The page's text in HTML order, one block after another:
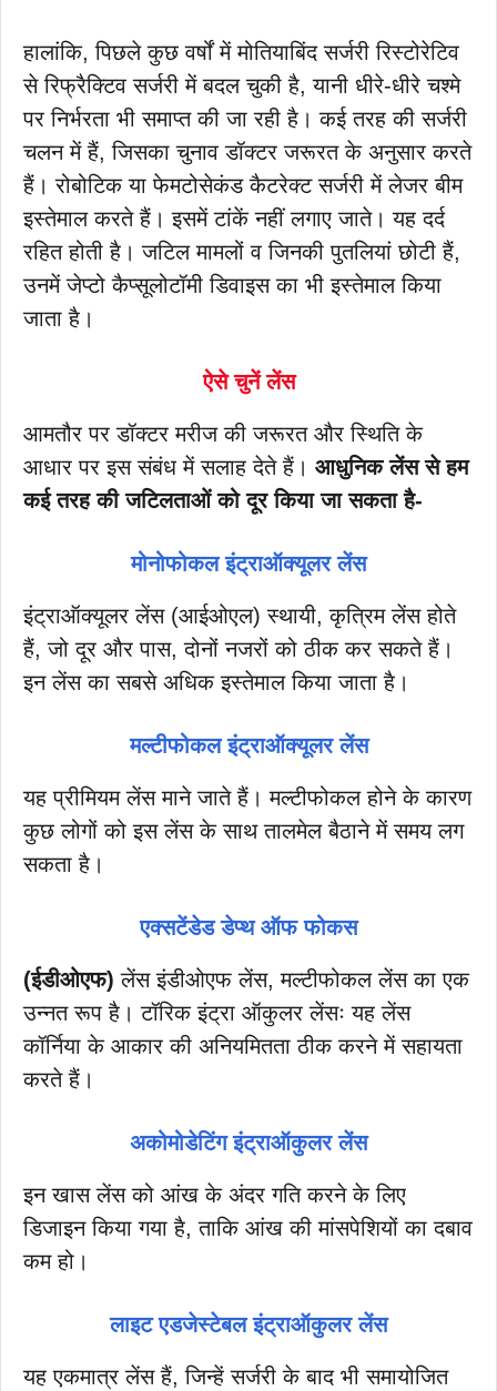
हालांकि, पिछले कुछ वर्षों में मोतियाबिंद सर्जरी रिस्टोरेटिव
से रिफ्रैक्टिव सर्जरी में बदल चुकी है, यानी धीरे-धीरे चश्मे
पर निर्भरता भी समाप्त की जा रही है। कई तरह की सर्जरी
चलन में हैं, जिसका चुनाव डॉक्टर जरूरत के अनुसार करते
हैं। रोबोटिक या फेमटोसेकंड कैटरेक्ट सर्जरी में लेजर बीम
इस्तेमाल करते हैं। इसमें टांकें नहीं लगाए जाते। यह दर्द
रहित होती है। जटिल मामलों व जिनकी पुतलियां छोटी हैं,
उनमें जेप्टो कैप्सूलोटॉमी डिवाइस का भी इस्तेमाल किया
जाता है।
ऐसे चुनें लेंस
आमतौर पर डॉक्टर मरीज की जरूरत और स्थिति के
आधार पर इस संबंध में सलाह देते हैं। आधुनिक लेंस से हम
कई तरह की जटिलताओं को दूर किया जा सकता है-
मोनोफोकल इंट्राऑक्यूलर लेंस
इंट्राऑक्यूलर लेंस (आईओएल) स्थायी, कृत्रिम लेंस होते
हैं, जो दूर और पास, दोनों नजरों को ठीक कर सकते हैं।
इन लेंस का सबसे अधिक इस्तेमाल किया जाता है।
मल्टीफोकल इंट्राऑक्यूलर लेंस
यह प्रीमियम लेंस माने जाते हैं। मल्टीफोकल होने के कारण
कुछ लोगों को इस लेंस के साथ तालमेल बैठाने में समय लग
सकता है।
एक्सटेंडेड डेप्थ ऑफ फोकस
(ईडीओएफ) लेंस इंडीओएफ लेंस, मल्टीफोकल लेंस का एक
उन्नत रूप है। टॉरिक इंट्रा ऑकुलर लेंसः यह लेंस
कॉर्निया के आकार की अनियमितता ठीक करने में सहायता
करते हैं।
अकोमोडेटिंग इंट्राऑकुलर लेंस
इन खास लेंस को आंख के अंदर गति करने के लिए
डिजाइन किया गया है, ताकि आंख की मांसपेशियों का दबाव
कम हो।
लाइट एडजेस्टेबल इंट्राऑकुलर लेंस
यह एकमात्र लेंस हैं, जिन्हें सर्जरी के बाद भी समायोजित